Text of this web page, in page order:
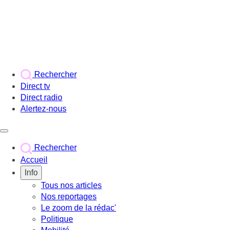
Rechercher
Direct tv
Direct radio
Alertez-nous
Rechercher
Accueil
Info
Tous nos articles
Nos reportages
Le zoom de la rédac'
Politique